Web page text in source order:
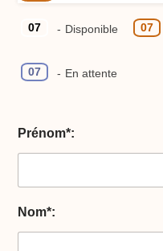
07 - Disponible 07
07 - En attente
Prénom*:
Nom*: